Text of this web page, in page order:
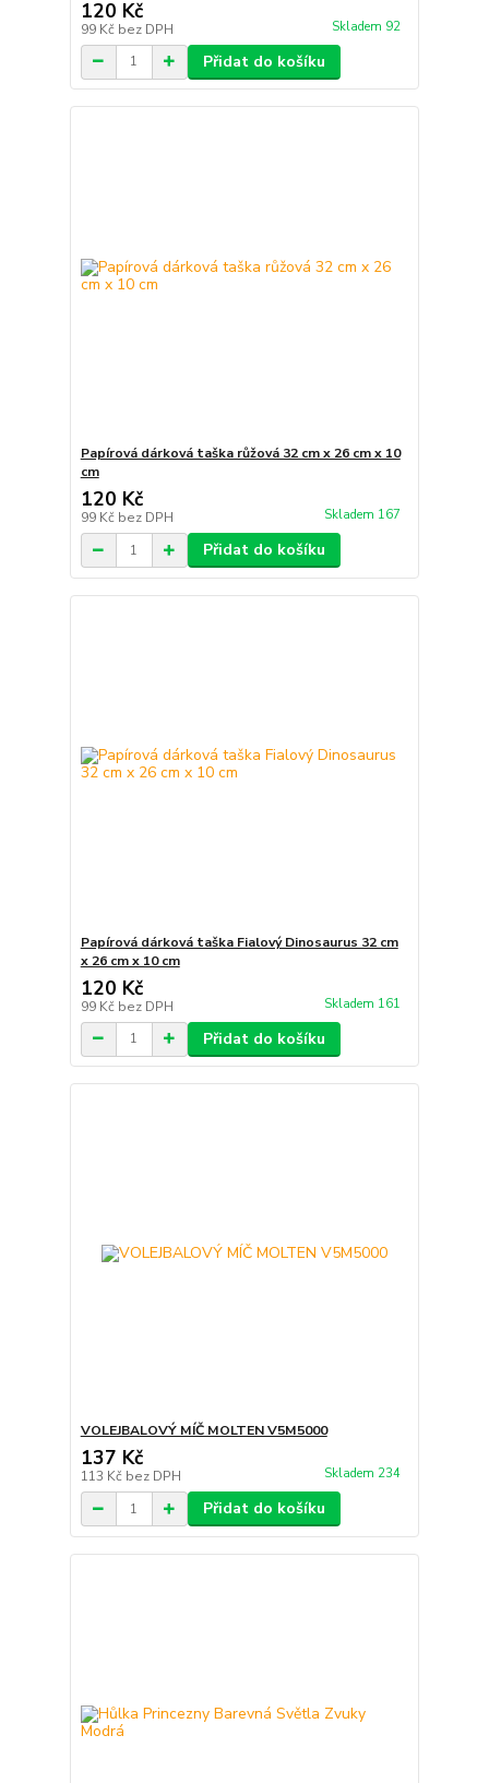
120 Kč
99 Kč bez DPH Skladem 92
Přidat do košíku
Papírová dárková taška růžová 32 cm x 26 cm x 10
cm
120 Kč
99 Kč bez DPH Skladem 167
Přidat do košíku
Papírová dárková taška Fialový Dinosaurus 32 cm
x 26 cm x 10 cm
120 Kč
99 Kč bez DPH Skladem 161
Přidat do košíku
VOLEJBALOVÝ MÍČ MOLTEN V5M5000
137 Kč
113 Kč bez DPH Skladem 234
Přidat do košíku